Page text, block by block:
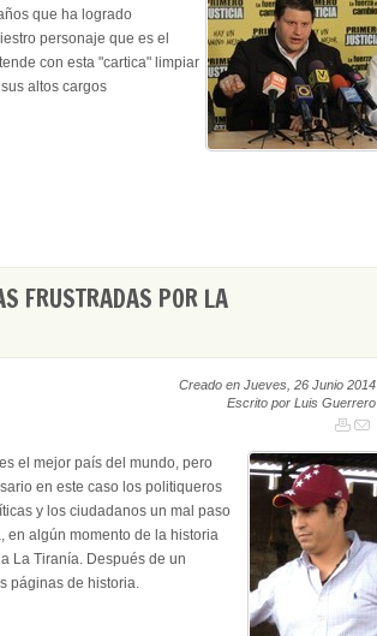
que ha logrado
personaje que es el
con esta "cartica" limpiar
altos cargos
FRUSTRADAS POR LA
Creado en Jueves, 26 Junio 2014
Escrito por Luis Guerrero
el mejor país del mundo, pero
en este caso los politiqueros
y los ciudadanos un mal paso
en algún momento de la historia
La Tiranía. Después de un
páginas de historia.